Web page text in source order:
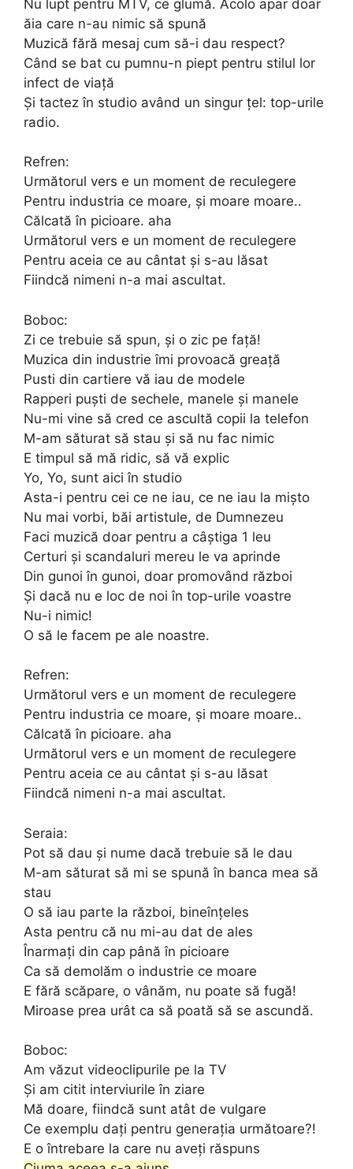
Nu lupt pentru MTV, ce glumă. Acolo apar doar
ăia care n-au nimic să spună
Muzică fără mesaj cum să-i dau respect?
Când se bat cu pumnu-n piept pentru stilul lor
infect de viață
Și tactez în studio având un singur țel: top-urile
radio.
Refren:
Următorul vers e un moment de reculegere
Pentru industria ce moare, și moare moare..
Călcată în picioare. aha
Următorul vers e un moment de reculegere
Pentru aceia ce au cântat și s-au lăsat
Fiindcă nimeni n-a mai ascultat.
Boboc:
Zi ce trebuie să spun, și o zic pe față!
Muzica din industrie îmi provoacă greață
Pusti din cartiere vă iau de modele
Rapperi puști de sechele, manele și manele
Nu-mi vine să cred ce ascultă copii la telefon
M-am săturat să stau și să nu fac nimic
E timpul să mă ridic, să vă explic
Yo, Yo, sunt aici în studio
Asta-i pentru cei ce ne iau, ce ne iau la mișto
Nu mai vorbi, băi artistule, de Dumnezeu
Faci muzică doar pentru a câștiga 1 leu
Certuri și scandaluri mereu le va aprinde
Din gunoi în gunoi, doar promovând război
Și dacă nu e loc de noi în top-urile voastre
Nu-i nimic!
O să le facem pe ale noastre.
Refren:
Următorul vers e un moment de reculegere
Pentru industria ce moare, și moare moare..
Călcată în picioare. aha
Următorul vers e un moment de reculegere
Pentru aceia ce au cântat și s-au lăsat
Fiindcă nimeni n-a mai ascultat.
Seraia:
Pot să dau și nume dacă trebuie să le dau
M-am săturat să mi se spună în banca mea să
stau
O să iau parte la război, bineînțeles
Asta pentru că nu mi-au dat de ales
Înarmați din cap până în picioare
Ca să demolăm o industrie ce moare
E fără scăpare, o vânăm, nu poate să fugă!
Miroase prea urât ca să poată să se ascundă.
Boboc:
Am văzut videoclipurile pe la TV
Și am citit interviurile în ziare
Mă doare, fiindcă sunt atât de vulgare
Ce exemplu dați pentru generația următoare?!
E o întrebare la care nu aveți răspuns